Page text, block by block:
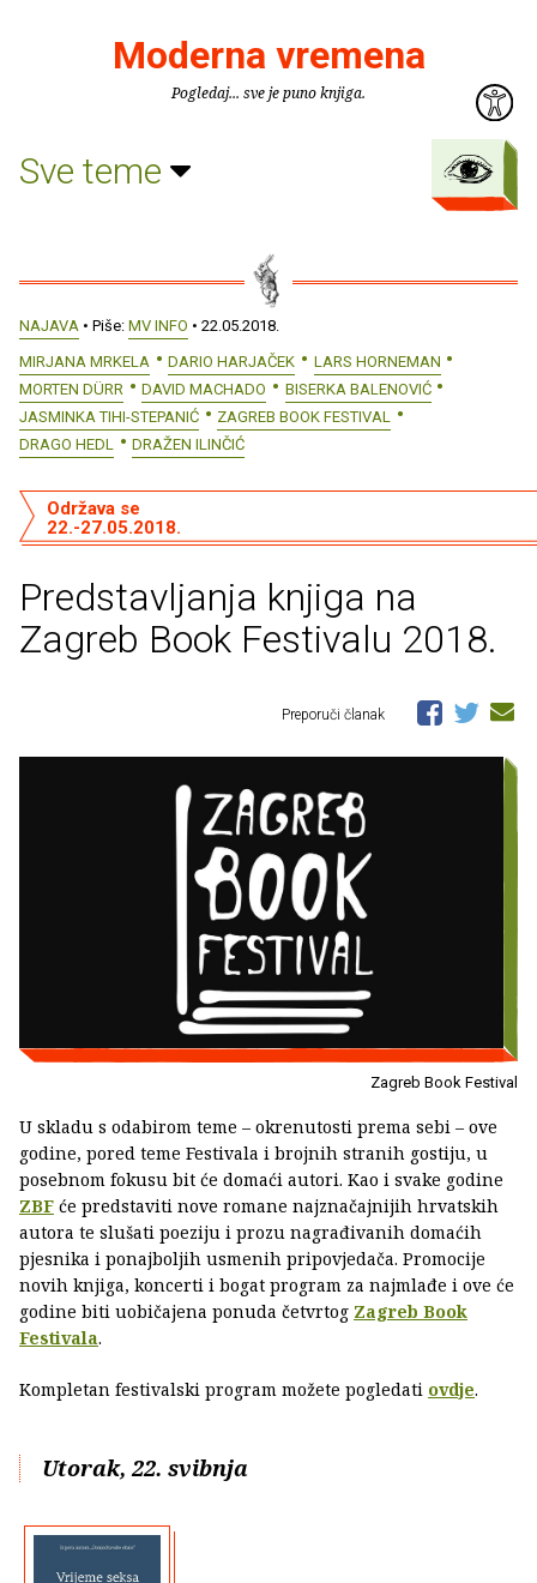
Moderna vremena
Pogledaj... sve je puno knjiga.
Sve teme
NAJAVA • Piše: MV INFO • 22.05.2018.
MIRJANA MRKELA
DARIO HARJAČEK
LARS HORNEMAN
MORTEN DÜRR
DAVID MACHADO
BISERKA BALENOVIĆ
JASMINKA TIHI-STEPANIĆ
ZAGREB BOOK FESTIVAL
DRAGO HEDL
DRAŽEN ILINČIĆ
Predstavljanja knjiga na
Zagreb Book Festivalu 2018.
Održava se
22.-27.05.2018.
Preporuči članak
Zagreb Book Festival
U skladu s odabirom teme – okrenutosti prema sebi – ove
godine, pored teme Festivala i brojnih stranih gostiju, u
posebnom fokusu bit će domaći autori. Kao i svake godine
ZBF će predstaviti nove romane najznačajnijih hrvatskih
autora te slušati poeziju i prozu nagrađivanih domaćih
pjesnika i ponajboljih usmenih pripovjedača. Promocije
novih knjiga, koncerti i bogat program za najmlađe i ove će
godine biti uobičajena ponuda četvrtog Zagreb Book
Festivala.
Kompletan festivalski program možete pogledati ovdje.
Utorak, 22. svibnja